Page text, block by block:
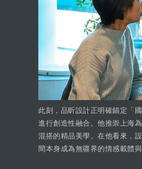
此刻，品昕設計正明確錨定「
進行創造性融合。他推崇上海
混搭的精品美學。在他看來，
間本身成為無疆界的情感載體